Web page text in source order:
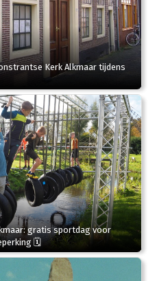
Kerk Alkmaar tijdens
gratis sportdag voor
🗓